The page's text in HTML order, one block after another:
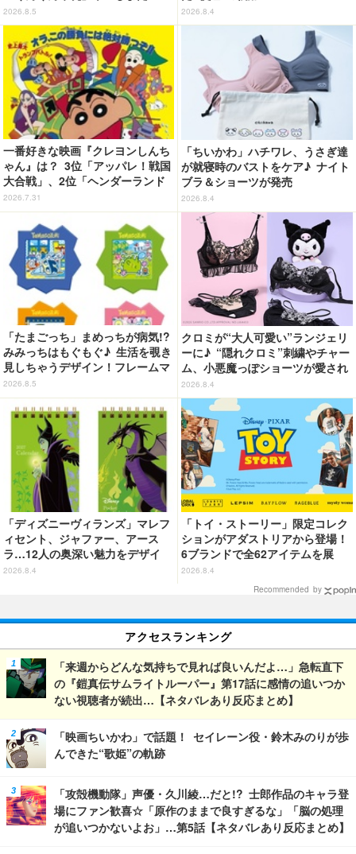
ト」デザインのグッズも!? ロー
ソン限定グッズが登場！
2026.8.5 2026.8.4
一番好きな映画『クレヨンしんち
ゃん』は？ 3位「アッパレ！戦国
大合戦」、2位「ヘンダーランド
の大冒険」、1位は…？【『映画
クレヨンしんちゃん 奇々怪々！
オラの妖怪バケ～ション』公開記
念】
2026.7.31
「ちいかわ」ハチワレ、うさぎ達
が就寝時のバストをケア♪ ナイト
ブラ＆ショーツが発売
2026.8.4
「たまごっち」まめっちが病気!?
みみっちはもぐもぐ♪ 生活を覗き
見しちゃうデザイン！フレームマ
グネット「ぴたっとフレーム」登
場☆
2026.8.5
クロミが“大人可愛い”ランジェリ
ーに♪ “隠れクロミ”刺繍やチャー
ム、小悪魔っぽショーツが愛され
度満点◎
2026.8.4
「ディズニーヴィランズ」マレフ
ィセント、ジャファー、アース
ラ…12人の奥深い魅力をデザイ
ン！2027年版ポケットカレンダー
2026.8.4
「トイ・ストーリー」限定コレク
ションがアダストリアから登場！
6ブランドで全62アイテムを展
開 店舗で購入するとオリジナル
マグネットをプレゼント☆
2026.8.4
Recommended by
アクセスランキング
「来週からどんな気持ちで見れば良いんだよ…」急転直下
の『鎧真伝サムライトルーパー』第17話に感情の追いつか
ない視聴者が続出…【ネタバレあり反応まとめ】
「映画ちいかわ」で話題！ セイレーン役・鈴木みのりが歩
んできた“歌姫”の軌跡
「攻殻機動隊」声優・久川綾…だと!? 士郎作品のキャラ登
場にファン歓喜☆「原作のままで良すぎるな」「脳の処理
が追いつかないよお」…第5話【ネタバレあり反応まとめ】